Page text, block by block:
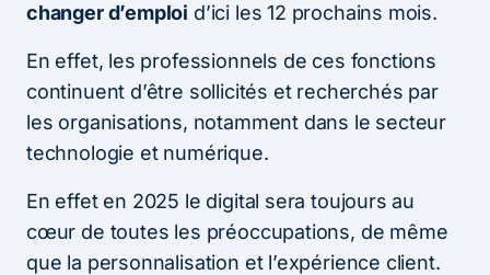
changer d’emploi d’ici les 12 prochains mois.
En effet, les professionnels de ces fonctions
continuent d’être sollicités et recherchés par
les organisations, notamment dans le secteur
technologie et numérique.
En effet en 2025 le digital sera toujours au
cœur de toutes les préoccupations, de même
que la personnalisation et l’expérience client.